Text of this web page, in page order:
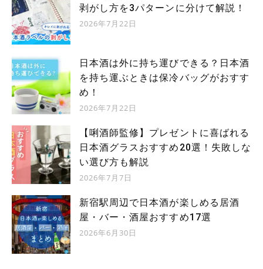
剥がし方を3パターンに分けて解説！
2026年7月22日
日本酒は外に持ち運びできる？日本酒
を持ち運ぶときは保冷バッグがおすす
め！
2026年7月22日
【唎酒師監修】プレゼントに喜ばれる
日本酒グラスおすすめ20選！失敗しな
い選び方も解説
2026年7月7日
新宿駅周辺で日本酒が楽しめる居酒
屋・バー・酒屋おすすめ17選
2026年6月30日